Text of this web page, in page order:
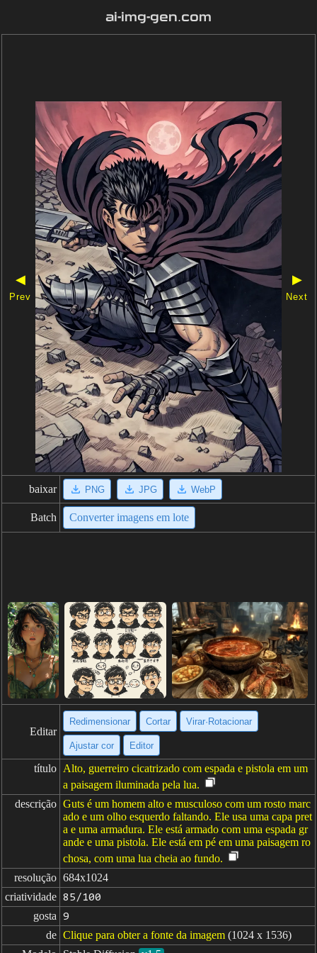
ai-img-gen.com
◀
Prev
▶
Next
baixar PNG JPG WebP
Batch Converter imagens em lote
Editar
Redimensionar Cortar Virar·Rotacionar
Ajustar cor Editor
título Alto, guerreiro cicatrizado com espada e pistola em um
a paisagem iluminada pela lua.
descrição Guts é um homem alto e musculoso com um rosto marc
ado e um olho esquerdo faltando. Ele usa uma capa pret
a e uma armadura. Ele está armado com uma espada gr
ande e uma pistola. Ele está em pé em uma paisagem ro
chosa, com uma lua cheia ao fundo.
resolução 684x1024
criatividade 85/100
gosta 9
de Clique para obter a fonte da imagem (1024 x 1536)